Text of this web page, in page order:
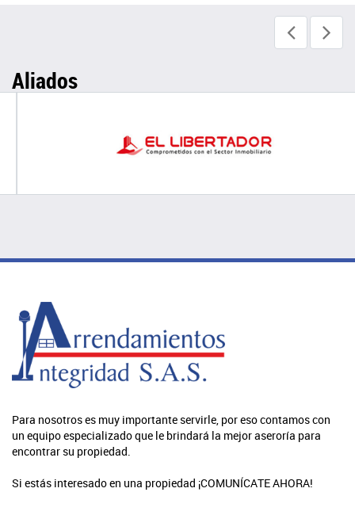
Aliados
Para nosotros es muy importante servirle, por eso contamos con
un equipo especializado que le brindará la mejor aseroría para
encontrar su propiedad.
Si estás interesado en una propiedad ¡COMUNÍCATE AHORA!